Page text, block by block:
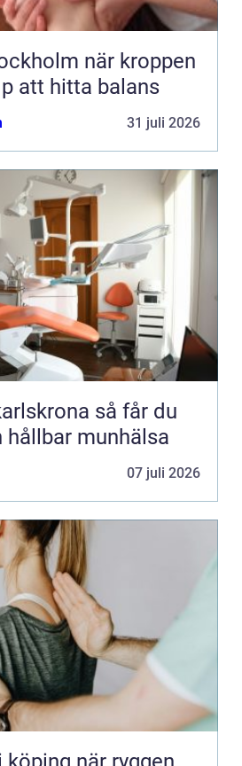
när kroppen
att hitta balans
31 juli 2026
så får du
hållbar munhälsa
07 juli 2026